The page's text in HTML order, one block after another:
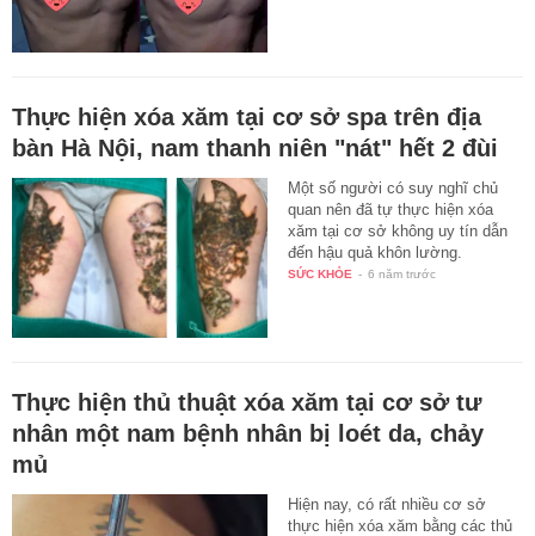
Thực hiện xóa xăm tại cơ sở spa trên địa
bàn Hà Nội, nam thanh niên "nát" hết 2 đùi
Một số người có suy nghĩ chủ
quan nên đã tự thực hiện xóa
xăm tại cơ sở không uy tín dẫn
đến hậu quả khôn lường.
SỨC KHỎE - 6 năm trước
Thực hiện thủ thuật xóa xăm tại cơ sở tư
nhân một nam bệnh nhân bị loét da, chảy
mủ
Hiện nay, có rất nhiều cơ sở
thực hiện xóa xăm bằng các thủ